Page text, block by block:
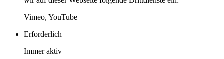
Vimeo, YouTube
Erforderlich
Immer aktiv